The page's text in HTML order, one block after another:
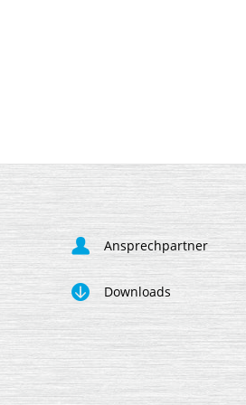
Ansprechpartner
Downloads